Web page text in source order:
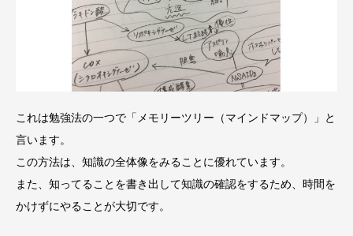
これは勉強法の一つで「メモリーツリー（マインドマップ）」と
言います。
この方法は、知識の全体像をみることに優れています。
また、知ってることを書き出して知識の確認をするため、時間を
かけずにやることが大切です。